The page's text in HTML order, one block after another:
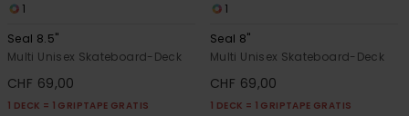
1
Seal 8.5"
Multi Unisex Skateboard-Deck
CHF 69,00
1 DECK = 1 GRIPTAPE GRATIS
1
Seal 8"
Multi Unisex Skateboard-Deck
CHF 69,00
1 DECK = 1 GRIPTAPE GRATIS